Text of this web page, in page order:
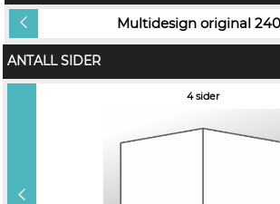
Multidesign original
ANTALL SIDER
4 sider